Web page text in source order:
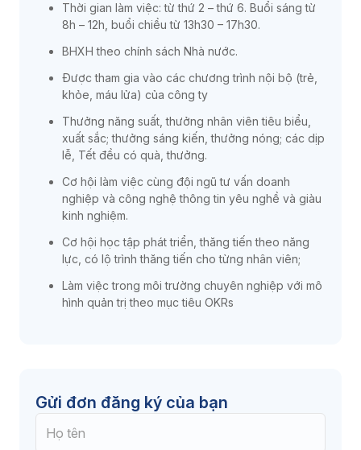
Thời gian làm việc: từ thứ 2 – thứ 6. Buổi sáng từ
8h – 12h, buổi chiều từ 13h30 – 17h30.
BHXH theo chính sách Nhà nước.
Được tham gia vào các chương trình nội bộ (trẻ,
khỏe, máu lửa) của công ty
Thưởng năng suất, thưởng nhân viên tiêu biểu,
xuất sắc; thưởng sáng kiến, thưởng nóng; các dịp
lễ, Tết đều có quà, thưởng.
Cơ hội làm việc cùng đội ngũ tư vấn doanh
nghiệp và công nghệ thông tin yêu nghề và giàu
kinh nghiệm.
Cơ hội học tập phát triển, thăng tiến theo năng
lực, có lộ trình thăng tiến cho từng nhân viên;
Làm việc trong môi trường chuyên nghiệp với mô
hình quản trị theo mục tiêu OKRs
Gửi đơn đăng ký của bạn